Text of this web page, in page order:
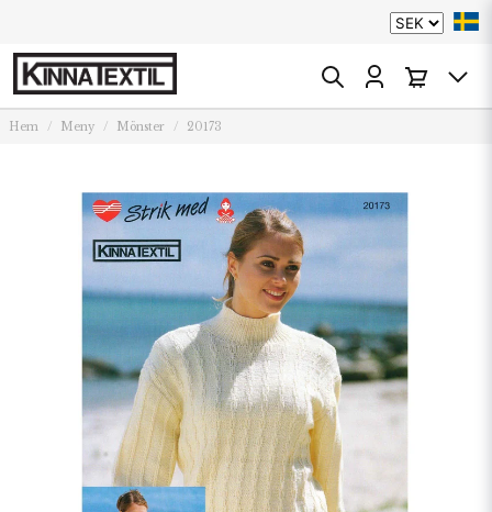
Hem Meny Mönster 20173